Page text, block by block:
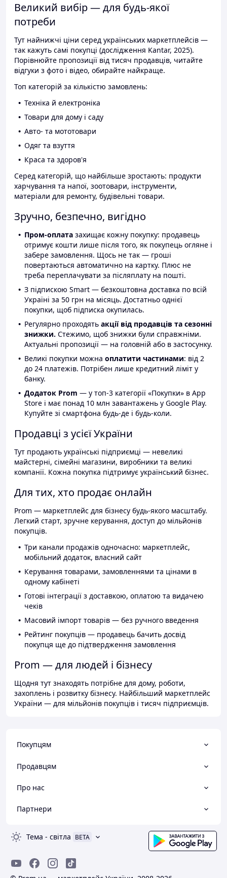
Великий вибір — для будь-якої
потреби
Тут найнижчі ціни серед українських маркетплейсів —
так кажуть самі покупці (дослідження Kantar, 2025).
Порівнюйте пропозиції від тисяч продавців, читайте
відгуки з фото і відео, обирайте найкраще.
Топ категорій за кількістю замовлень:
Техніка й електроніка
Товари для дому і саду
Авто- та мототовари
Одяг та взуття
Краса та здоров'я
Серед категорій, що найбільше зростають: продукти
харчування та напої, зоотовари, інструменти,
матеріали для ремонту, будівельні товари.
Зручно, безпечно, вигідно
Пром-оплата захищає кожну покупку: продавець
отримує кошти лише після того, як покупець огляне і
забере замовлення. Щось не так — гроші
повертаються автоматично на картку. Плюс не
треба переплачувати за післяплату на пошті.
З підпискою Smart — безкоштовна доставка по всій
Україні за 50 грн на місяць. Достатньо однієї
покупки, щоб підписка окупилась.
Регулярно проходять акції від продавців та сезонні
знижки. Стежимо, щоб знижки були справжніми.
Актуальні пропозиції — на головній або в застосунку.
Великі покупки можна оплатити частинами: від 2
до 24 платежів. Потрібен лише кредитний ліміт у
банку.
Додаток Prom — у топ-3 категорії «Покупки» в App
Store і має понад 10 млн завантажень у Google Play.
Купуйте зі смартфона будь-де і будь-коли.
Продавці з усієї України
Тут продають українські підприємці — невеликі
майстерні, сімейні магазини, виробники та великі
компанії. Кожна покупка підтримує український бізнес.
Для тих, хто продає онлайн
Prom — маркетплейс для бізнесу будь-якого масштабу.
Легкий старт, зручне керування, доступ до мільйонів
покупців.
Три канали продажів одночасно: маркетплейс,
мобільний додаток, власний сайт
Керування товарами, замовленнями та цінами в
одному кабінеті
Готові інтеграції з доставкою, оплатою та видачею
чеків
Масовий імпорт товарів — без ручного введення
Рейтинг покупців — продавець бачить досвід
покупця ще до підтвердження замовлення
Prom — для людей і бізнесу
Щодня тут знаходять потрібне для дому, роботи,
захоплень і розвитку бізнесу. Найбільший маркетплейс
України — для мільйонів покупців і тисяч підприємців.
Покупцям
Продавцям
Про нас
Партнери
Тема - світла BETA